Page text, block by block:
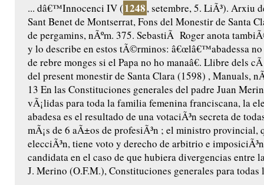
... dâ€™Innocenci IV (1248, setembre, 5. LiÃ³). Arxiu
Sant Benet de Montserrat, Fons del Monestir de Santa
de pergamins, nÃºm. 375. SebastiÃ Roger anota
y lo describe en estos tÃ©rminos: â€œlâ€™abadessa
de rebre monges si el Papa no ho manaâ€. Llibre dels
del present monestir de Santa Clara (1598) , Manuals,
13 En las Constituciones generales del padre Juan
vÃ¡lidas para toda la familia femenina franciscana, la
abadesa es el resultado de una votaciÃ³n secreta de
mÃ¡s de 6 aÃ±os de profesiÃ³n ; el ministro provincial,
elecciÃ³n, tiene voto y derecho de arbitrio e
candidata en el caso de que hubiera divergencias entre
J. Merino (O.F.M.), Constituciones generales para todas